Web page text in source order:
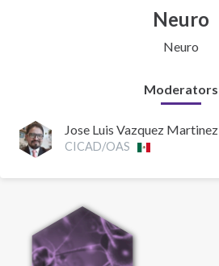
Neuro
Neuro
Moderators
Jose Luis Vazquez Martinez
CICAD/OAS